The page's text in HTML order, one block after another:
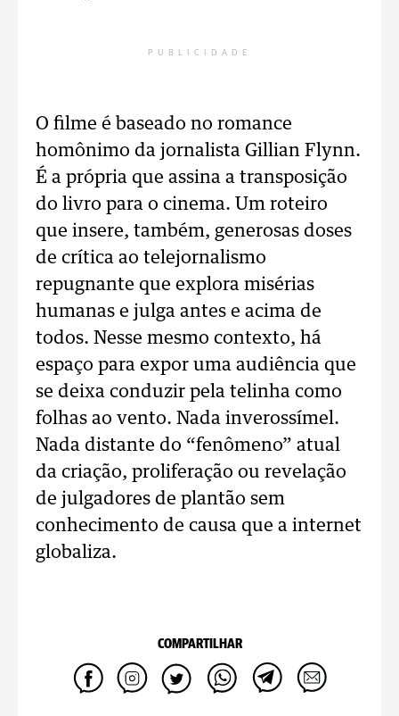
PUBLICIDADE
O filme é baseado no romance
homônimo da jornalista Gillian Flynn.
É a própria que assina a transposição
do livro para o cinema. Um roteiro
que insere, também, generosas doses
de crítica ao telejornalismo
repugnante que explora misérias
humanas e julga antes e acima de
todos. Nesse mesmo contexto, há
espaço para expor uma audiência que
se deixa conduzir pela telinha como
folhas ao vento. Nada inverossímel.
Nada distante do “fenômeno” atual
da criação, proliferação ou revelação
de julgadores de plantão sem
conhecimento de causa que a internet
globaliza.
COMPARTILHAR